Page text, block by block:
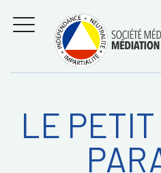
Régler les litiges
entre
consommateurs et
professionnels avec
la médiation de la
consommation
MENU
Recherche
LE